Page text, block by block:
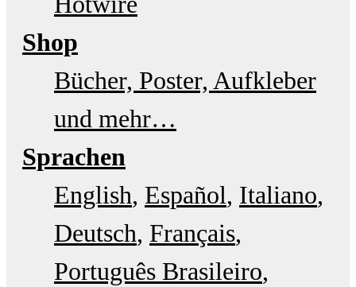
Shop
Bücher, Poster, Aufkleber
und mehr…
Sprachen
English Español Italiano
Deutsch Français
Português Brasileiro